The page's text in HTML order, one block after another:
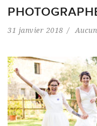
31 janvier 2018